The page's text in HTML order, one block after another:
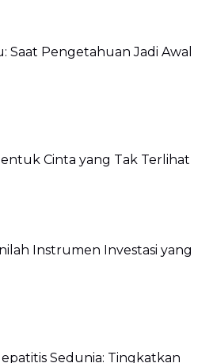
Saat Pengetahuan Jadi Awal
Cinta yang Tak Terlihat
Instrumen Investasi yang
Sedunia: Tingkatkan